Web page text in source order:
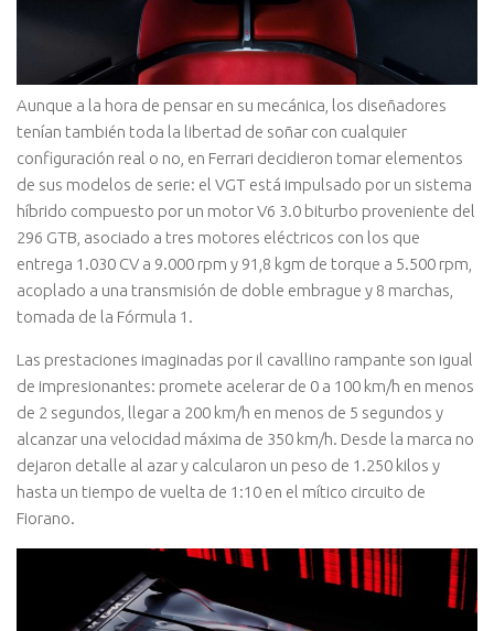
Aunque a la hora de pensar en su mecánica, los diseñadores
tenían también toda la libertad de soñar con cualquier
configuración real o no, en Ferrari decidieron tomar elementos
de sus modelos de serie: el VGT está impulsado por un sistema
híbrido compuesto por un motor V6 3.0 biturbo proveniente del
296 GTB, asociado a tres motores eléctricos con los que
entrega 1.030 CV a 9.000 rpm y 91,8 kgm de torque a 5.500 rpm,
acoplado a una transmisión de doble embrague y 8 marchas,
tomada de la Fórmula 1.
Las prestaciones imaginadas por il cavallino rampante son igual
de impresionantes: promete acelerar de 0 a 100 km/h en menos
de 2 segundos, llegar a 200 km/h en menos de 5 segundos y
alcanzar una velocidad máxima de 350 km/h. Desde la marca no
dejaron detalle al azar y calcularon un peso de 1.250 kilos y
hasta un tiempo de vuelta de 1:10 en el mítico circuito de
Fiorano.